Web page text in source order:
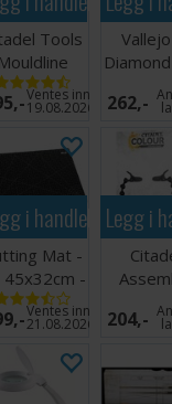
Tools
Mouldline
Ventes inn
19.08.2026
- 5 stk
262,-
i handlekurven
Mat -
45x32cm -
Sort
Ventes inn
21.08.2026
Legg i
204,-